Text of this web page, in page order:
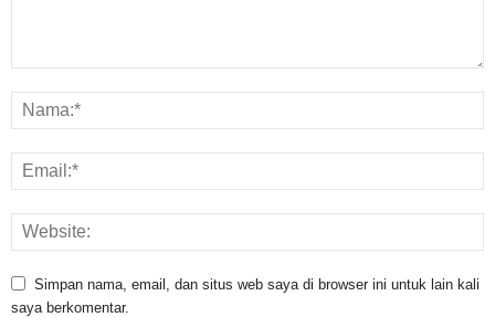
Simpan nama, email, dan situs web saya di browser ini untuk lain kali
saya berkomentar.